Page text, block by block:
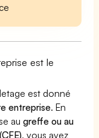
est le
est donné
entreprise. En
augreffe ou au
, vous avez